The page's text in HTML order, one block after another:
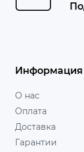
Информация
О нас
Оплата
Доставка
Гарантии